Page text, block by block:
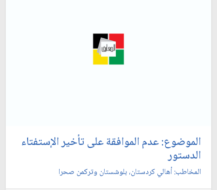
الموضوع: عدم الموافقة على تأخير الإستفتاء
الدستور
المخاطب: أهالي كردستان، بلوشستان وتركمن صحرا